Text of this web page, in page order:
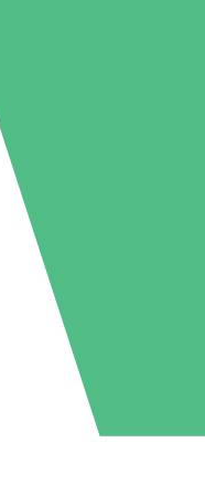
Sans engagement